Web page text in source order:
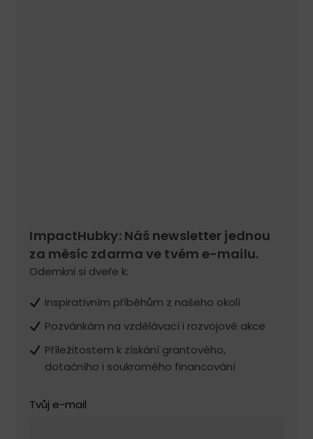
ImpactHubky: Náš newsletter jednou
za měsíc zdarma ve tvém e-mailu.
Odemkni si dveře k:
Inspirativním příběhům z našeho okolí
Pozvánkám na vzdělávací i rozvojové akce
Příležitostem k získání grantového,
dotačního i soukromého financování
Tvůj e-mail